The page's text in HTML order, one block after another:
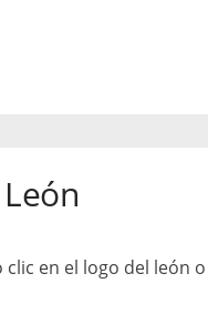
en el logo del león o